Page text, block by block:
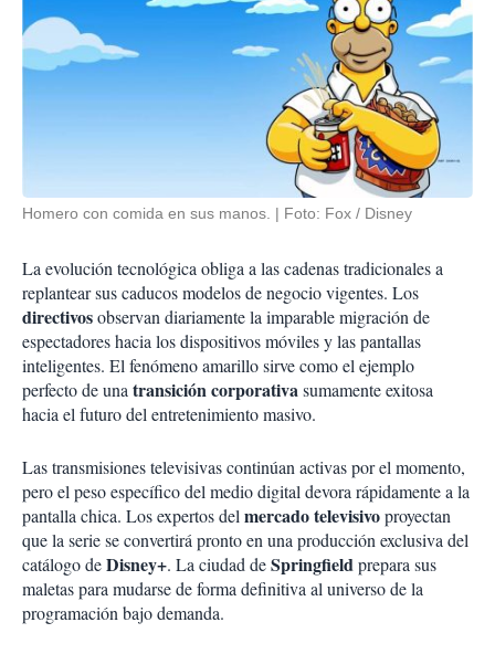
Homero con comida en sus manos. Foto: Fox / Disney
La evolución tecnológica obliga a las cadenas tradicionales a
replantear sus caducos modelos de negocio vigentes. Los
directivosobservan diariamente la imparable migración de
espectadores hacia los dispositivos móviles y las pantallas
inteligentes. El fenómeno amarillo sirve como el ejemplo
perfecto de unatransición corporativasumamente exitosa
hacia el futuro del entretenimiento masivo.
Las transmisiones televisivas continúan activas por el momento,
pero el peso específico del medio digital devora rápidamente a la
pantalla chica. Los expertos delmercado televisivoproyectan
que la serie se convertirá pronto en una producción exclusiva del
catálogo deDisney+. La ciudad deSpringfieldprepara sus
maletas para mudarse de forma definitiva al universo de la
programación bajo demanda.